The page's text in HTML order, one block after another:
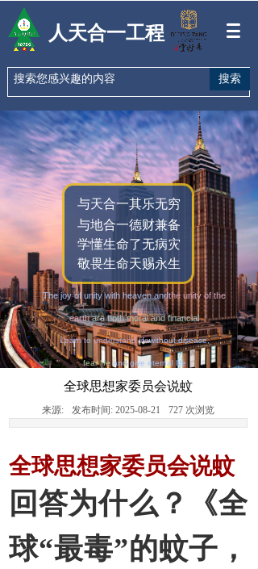
人天合一工程
搜索
与天合一其乐无穷
与地合一德财兼备
学懂生命了无病灾
敬畏生命天赐永生
The joy of unity with heaven andthe unity of the
earth are both moral and financial
Learn to understand lifewithout disease,
fear life and give eternal life
全球思想家委员会说蚊
来源: 发布时间: 2025-08-21 727 次浏览
全球思想家委员会说蚊
回答为什么？《全
球“最毒”的蚊子，